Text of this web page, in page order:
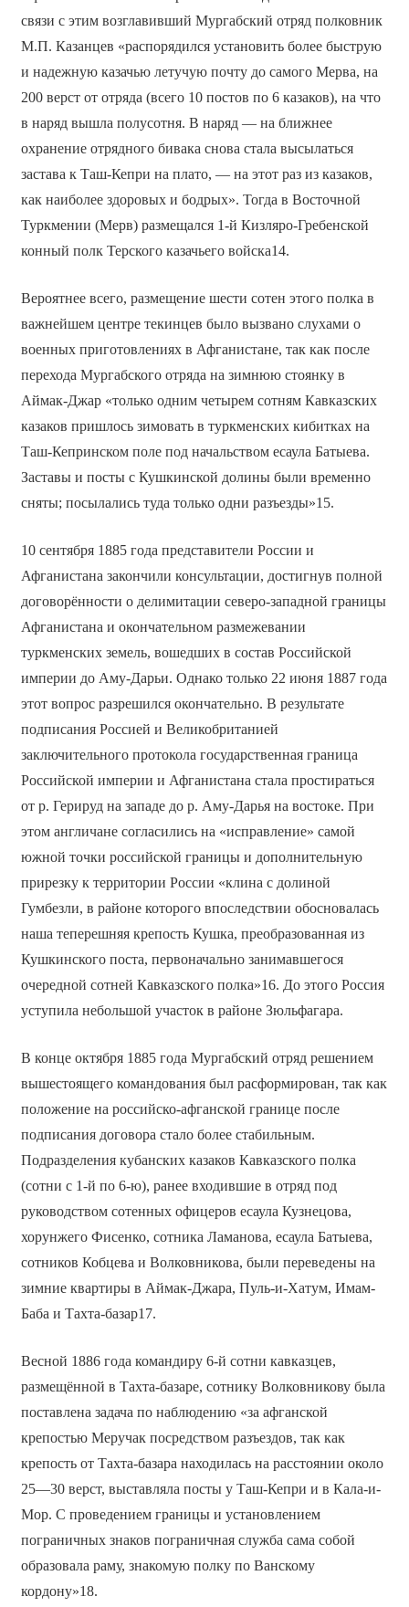
связи с этим возглавивший Мургабский отряд полковник
М.П. Казанцев «распорядился установить более быструю
и надежную казачью летучую почту до самого Мерва, на
200 верст от отряда (всего 10 постов по 6 казаков), на что
в наряд вышла полусотня. В наряд — на ближнее
охранение отрядного бивака снова стала высылаться
застава к Таш-Кепри на плато, — на этот раз из казаков,
как наиболее здоровых и бодрых». Тогда в Восточной
Туркмении (Мерв) размещался 1-й Кизляро-Гребенской
конный полк Терского казачьего войска14.
Вероятнее всего, размещение шести сотен этого полка в
важнейшем центре текинцев было вызвано слухами о
военных приготовлениях в Афганистане, так как после
перехода Мургабского отряда на зимнюю стоянку в
Аймак-Джар «только одним четырем сотням Кавказских
казаков пришлось зимовать в туркменских кибитках на
Таш-Кепринском поле под начальством есаула Батыева.
Заставы и посты с Кушкинской долины были временно
сняты; посылались туда только одни разъезды»15.
10 сентября 1885 года представители России и
Афганистана закончили консультации, достигнув полной
договорённости о делимитации северо-западной границы
Афганистана и окончательном размежевании
туркменских земель, вошедших в состав Российской
империи до Аму-Дарьи. Однако только 22 июня 1887 года
этот вопрос разрешился окончательно. В результате
подписания Россией и Великобританией
заключительного протокола государственная граница
Российской империи и Афганистана стала простираться
от р. Герируд на западе до р. Аму-Дарья на востоке. При
этом англичане согласились на «исправление» самой
южной точки российской границы и дополнительную
прирезку к территории России «клина с долиной
Гумбезли, в районе которого впоследствии обосновалась
наша теперешняя крепость Кушка, преобразованная из
Кушкинского поста, первоначально занимавшегося
очередной сотней Кавказского полка»16. До этого Россия
уступила небольшой участок в районе Зюльфагара.
В конце октября 1885 года Мургабский отряд решением
вышестоящего командования был расформирован, так как
положение на российско-афганской границе после
подписания договора стало более стабильным.
Подразделения кубанских казаков Кавказского полка
(сотни с 1-й по 6-ю), ранее входившие в отряд под
руководством сотенных офицеров есаула Кузнецова,
хорунжего Фисенко, сотника Ламанова, есаула Батыева,
сотников Кобцева и Волковникова, были переведены на
зимние квартиры в Аймак-Джара, Пуль-и-Хатум, Имам-
Баба и Тахта-базар17.
Весной 1886 года командиру 6-й сотни кавказцев,
размещённой в Тахта-базаре, сотнику Волковникову была
поставлена задача по наблюдению «за афганской
крепостью Меручак посредством разъездов, так как
крепость от Тахта-базара находилась на расстоянии около
25—30 верст, выставляла посты у Таш-Кепри и в Кала-и-
Мор. С проведением границы и установлением
пограничных знаков пограничная служба сама собой
образовала раму, знакомую полку по Ванскому
кордону»18.